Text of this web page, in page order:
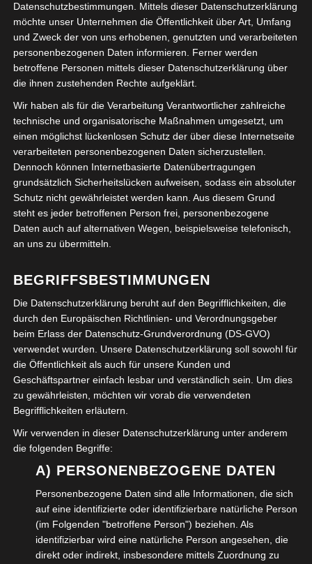
VERÖFFENTLICHT IN: FREIZEIT
WIR ÜBER UNS .....
,REDAKTIONSARBEIT VEREIN
Beitragsnavigation
← Rundgang durch die
Magdeburger Altstadt
Kulturhaus Prinzenpalais
Schreibe einen Kommentar
Erforderliche Felder sind mit
markiert
Kommentar*
Datenschutzbestimmungen. Mittels dieser Datenschutzerklärung
möchte unser Unternehmen die Öffentlichkeit über Art, Umfang
und Zweck der von uns erhobenen, genutzten und verarbeiteten
personenbezogenen Daten informieren. Ferner werden
betroffene Personen mittels dieser Datenschutzerklärung über
die ihnen zustehenden Rechte aufgeklärt.
Wir haben als für die Verarbeitung Verantwortlicher zahlreiche
technische und organisatorische Maßnahmen umgesetzt, um
einen möglichst lückenlosen Schutz der über diese Internetseite
verarbeiteten personenbezogenen Daten sicherzustellen.
Dennoch können Internetbasierte Datenübertragungen
grundsätzlich Sicherheitslücken aufweisen, sodass ein absoluter
Schutz nicht gewährleistet werden kann. Aus diesem Grund
steht es jeder betroffenen Person frei, personenbezogene
Daten auch auf alternativen Wegen, beispielsweise telefonisch,
an uns zu übermitteln.
BEGRIFFSBESTIMMUNGEN
Die Datenschutzerklärung beruht auf den Begrifflichkeiten, die
durch den Europäischen Richtlinien- und Verordnungsgeber
beim Erlass der Datenschutz-Grundverordnung (DS-GVO)
verwendet wurden. Unsere Datenschutzerklärung soll sowohl für
die Öffentlichkeit als auch für unsere Kunden und
Geschäftspartner einfach lesbar und verständlich sein. Um dies
zu gewährleisten, möchten wir vorab die verwendeten
Begrifflichkeiten erläutern.
Wir verwenden in dieser Datenschutzerklärung unter anderem
die folgenden Begriffe:
A) PERSONENBEZOGENE DATEN
Personenbezogene Daten sind alle Informationen, die sich
auf eine identifizierte oder identifizierbare natürliche Person
(im Folgenden "betroffene Person") beziehen. Als
identifizierbar wird eine natürliche Person angesehen, die
direkt oder indirekt, insbesondere mittels Zuordnung zu